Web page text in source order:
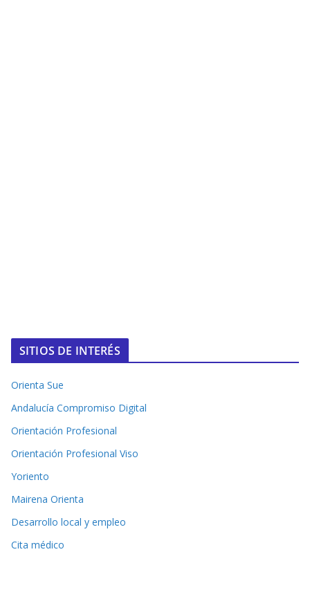
SITIOS DE INTERÉS
Orienta Sue
Andalucía Compromiso Digital
Orientación Profesional
Orientación Profesional Viso
Yoriento
Mairena Orienta
Desarrollo local y empleo
Cita médico